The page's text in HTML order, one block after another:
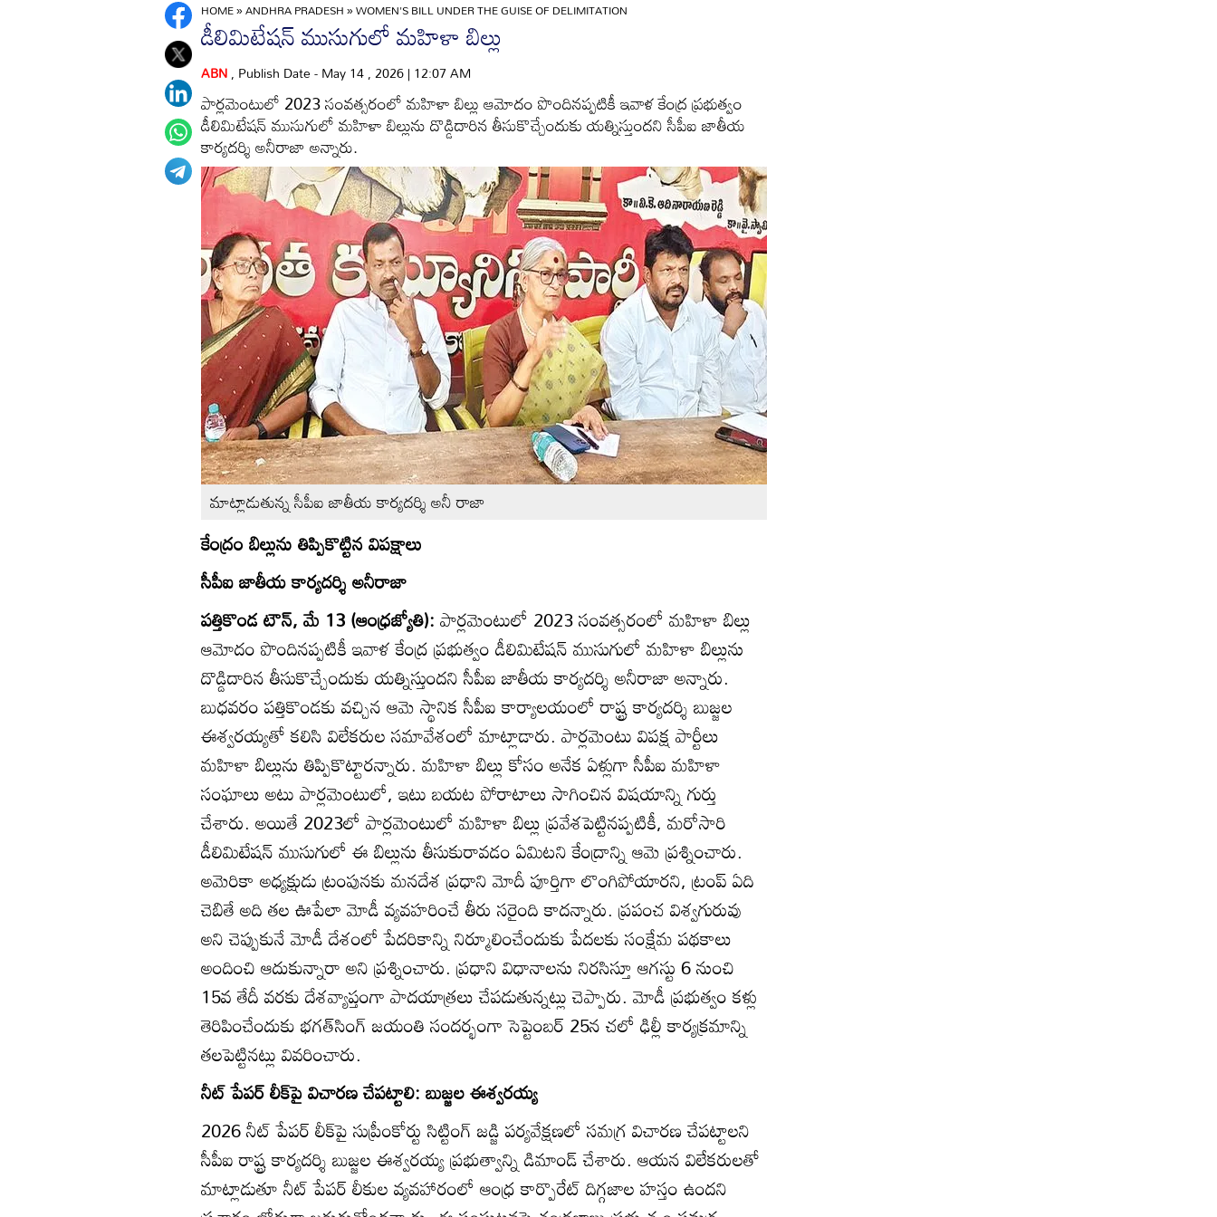
HOME»ANDHRA PRADESH»WOMEN'S BILL UNDER THE GUISE OF DELIMITATION
డీలిమిటేషన్‌ ముసుగులో మహిళా బిల్లు
ABN, Publish Date - May 14 , 2026 | 12:07 AM
పార్లమెంటులో 2023 సంవత్సరంలో మహిళా బిల్లు ఆమోదం పొందినప్పటికీ ఇవాళ కేంద్ర ప్రభుత్వం
డీలిమిటేషన్‌ ముసుగులో మహిళా బిల్లును దొడ్డిదారిన తీసుకొచ్చేందుకు యత్నిస్తుందని సీపీఐ జాతీయ
కార్యదర్శి అనీరాజా అన్నారు.
మాట్లాడుతున్న సీపీఐ జాతీయ కార్యదర్శి అనీ రాజా
కేంద్రం బిల్లును తిప్పికొట్టిన విపక్షాలు
సీపీఐ జాతీయ కార్యదర్శి అనీరాజా
పత్తికొండ టౌన్‌, మే 13 (ఆంధ్రజ్యోతి):పార్లమెంటులో 2023 సంవత్సరంలో మహిళా బిల్లు
ఆమోదం పొందినప్పటికీ ఇవాళ కేంద్ర ప్రభుత్వం డీలిమిటేషన్‌ ముసుగులో మహిళా బిల్లును
దొడ్డిదారిన తీసుకొచ్చేందుకు యత్నిస్తుందని సీపీఐ జాతీయ కార్యదర్శి అనీరాజా అన్నారు.
బుధవరం పత్తికొండకు వచ్చిన ఆమె స్థానిక సీపీఐ కార్యాలయంలో రాష్ట్ర కార్యదర్శి బుజ్జల
ఈశ్వరయ్యతో కలిసి విలేకరుల సమావేశంలో మాట్లాడారు. పార్లమెంటు విపక్ష పార్టీలు
మహిళా బిల్లును తిప్పికొట్టారన్నారు. మహిళా బిల్లు కోసం అనేక ఏళ్లుగా సీపీఐ మహిళా
సంఘాలు అటు పార్లమెంటులో, ఇటు బయట పోరాటాలు సాగించిన విషయాన్ని గుర్తు
చేశారు. అయితే 2023లో పార్లమెంటులో మహిళా బిల్లు ప్రవేశపెట్టినప్పటికీ, మరోసారి
డీలిమిటేషన్‌ ముసుగులో ఈ బిల్లును తీసుకురావడం ఏమిటని కేంద్రాన్ని ఆమె ప్రశ్నించారు.
అమెరికా అధ్యక్షుడు ట్రంపునకు మనదేశ ప్రధాని మోదీ పూర్తిగా లొంగిపోయారని, ట్రంప్‌ ఏది
చెబితే అది తల ఊపేలా మోడీ వ్యవహరించే తీరు సరైంది కాదన్నారు. ప్రపంచ విశ్వగురువు
అని చెప్పుకునే మోడీ దేశంలో పేదరికాన్ని నిర్మూలించేందుకు పేదలకు సంక్షేమ పథకాలు
అందించి ఆదుకున్నారా అని ప్రశ్నించారు. ప్రధాని విధానాలను నిరసిస్తూ ఆగస్టు 6 నుంచి
15వ తేదీ వరకు దేశవ్యాప్తంగా పాదయాత్రలు చేపడుతున్నట్లు చెప్పారు. మోడీ ప్రభుత్వం కళ్లు
తెరిపించేందుకు భగత్‌సింగ్‌ జయంతి సందర్భంగా సెప్టెంబర్‌ 25న చలో ఢిల్లీ కార్యక్రమాన్ని
తలపెట్టినట్లు వివరించారు.
నీట్‌ పేపర్‌ లీక్‌పై విచారణ చేపట్టాలి: బుజ్జల ఈశ్వరయ్య
2026 నీట్‌ పేపర్‌ లీక్‌పై సుప్రీంకోర్టు సిట్టింగ్‌ జడ్జి పర్యవేక్షణలో సమగ్ర విచారణ చేపట్టాలని
సీపీఐ రాష్ట్ర కార్యదర్శి బుజ్జల ఈశ్వరయ్య ప్రభుత్వాన్ని డిమాండ్‌ చేశారు. ఆయన విలేకరులతో
మాట్లాడుతూ నీట్‌ పేపర్‌ లీకుల వ్యవహారంలో ఆంధ్ర కార్పొరేట్‌ దిగ్గజాల హస్తం ఉందని